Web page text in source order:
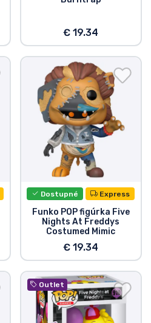
€ 19.34
Dostupné Express
Funko POP figúrka Five
Nights At Freddys
Costumed Mimic
€ 19.34
Outlet